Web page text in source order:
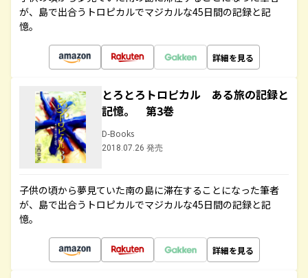
が、島で出合うトロピカルでマジカルな45日間の記録と記
憶。
詳細を見る
とろとろトロピカル ある旅の記録と
記憶。 第3巻
D-Books
2018.07.26 発売
子供の頃から夢見ていた南の島に滞在することになった筆者
が、島で出合うトロピカルでマジカルな45日間の記録と記
憶。
詳細を見る